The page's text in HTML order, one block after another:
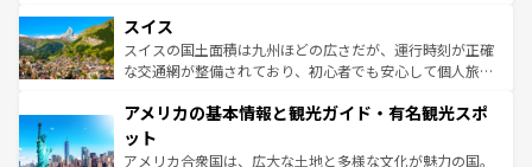
を参照してほしい。
は、お酒好きな人にはぜひ体験してほしい。 なお、新着の
ドイツ情報はコンテンツ一覧を参照してほしい。
リアごとに異なる魅力がある。また、優雅なアフタヌーン
ティー、ビール好きにはたまらない英国パブ、サッカー観
戦など、本場だからこそできる体験も豊富。イギリスを旅
ンツ一覧を参照してほしい。
スイス
スイスの国土面積は九州ほどの広さだが、運行時刻が正確
な交通網が整備されており、初心者でも安心して個人旅行
の建物がそのまま残る町や、スイスならではのユニークな
博物館もあり、アルプス観光だけでなく町歩きも満喫する
ことができる。国民の所得が高いため物価も高いが、旅行
アメリカの基本情報と観光ガイド・有名観光スポ
ット
アメリカ合衆国は、広大な土地と多様な文化が魅力の国。